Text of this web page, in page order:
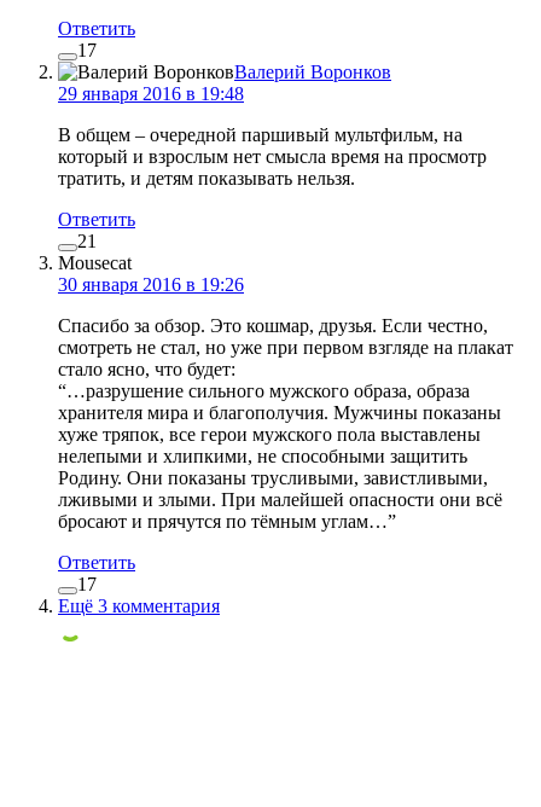
Ответить
17
Валерий Воронков
29 января 2016 в 19:48
В общем – очередной паршивый мультфильм, на
который и взрослым нет смысла время на просмотр
тратить, и детям показывать нельзя.
Ответить
21
Mousecat
30 января 2016 в 19:26
Спасибо за обзор. Это кошмар, друзья. Если честно,
смотреть не стал, но уже при первом взгляде на плакат
стало ясно, что будет:
“…разрушение сильного мужского образа, образа
хранителя мира и благополучия. Мужчины показаны
хуже тряпок, все герои мужского пола выставлены
нелепыми и хлипкими, не способными защитить
Родину. Они показаны трусливыми, завистливыми,
лживыми и злыми. При малейшей опасности они всё
бросают и прячутся по тёмным углам…”
Ответить
17
Ещё 3 комментария